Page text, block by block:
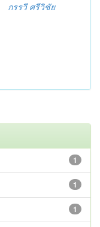
กรรวี ศรีวิชัย
1
1
1